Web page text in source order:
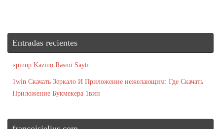
Entradas recientes
«pinup Kazino Rəsmi Saytı
1win Скачать Зеркало И Приложение нежелающим: Где Скачать
Приложение Букмекера 1вин